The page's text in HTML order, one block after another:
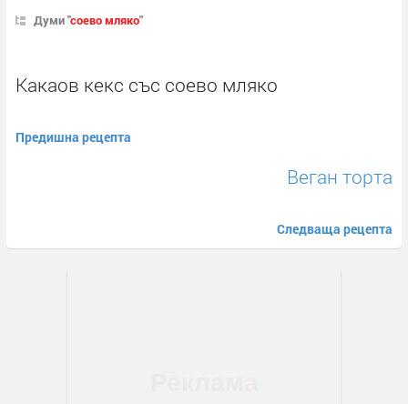
Думи "соево мляко"
Какаов кекс със соево мляко
Предишна рецепта
Веган торта
Следваща рецепта